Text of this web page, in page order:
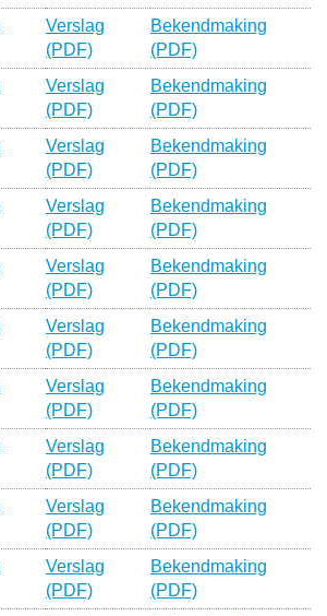
Verslag
(PDF)
Bekendmaking
(PDF)
Verslag
(PDF)
Bekendmaking
(PDF)
Verslag
(PDF)
Bekendmaking
(PDF)
Verslag
(PDF)
Bekendmaking
(PDF)
Verslag
(PDF)
Bekendmaking
(PDF)
Verslag
(PDF)
Bekendmaking
(PDF)
Verslag
(PDF)
Bekendmaking
(PDF)
Verslag
(PDF)
Bekendmaking
(PDF)
Verslag
(PDF)
Bekendmaking
(PDF)
Verslag
(PDF)
Bekendmaking
(PDF)